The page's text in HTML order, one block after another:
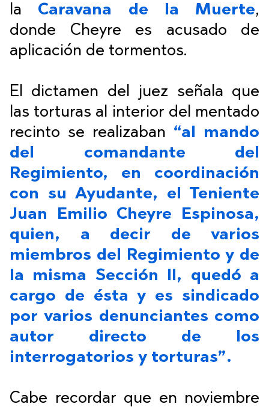
la Caravana de la Muerte,
donde Cheyre es acusado de
aplicación de tormentos.
El dictamen del juez señala que
las torturas al interior del mentado
recinto se realizaban “al mando
del comandante del
Regimiento, en coordinación
con su Ayudante, el Teniente
Juan Emilio Cheyre Espinosa,
quien, a decir de varios
miembros del Regimiento y de
la misma Sección II, quedó a
cargo de ésta y es sindicado
por varios denunciantes como
autor directo de los
interrogatorios y torturas”.
Cabe recordar que en noviembre